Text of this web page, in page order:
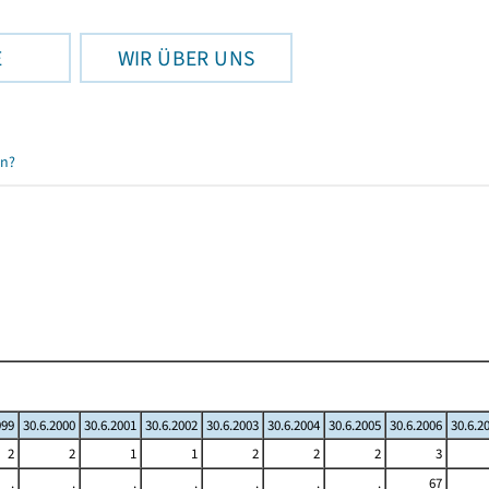
WIR ÜBER UNS
30.6.2000 30.6.2001 30.6.2002 30.6.2003 30.6.2004 30.6.2005 30.6.2006
2 2 1 1 2 2 2
3
. . . . . . .
67